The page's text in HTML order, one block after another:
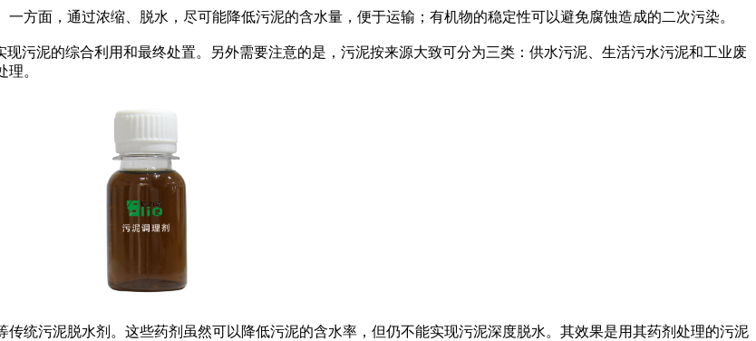
方面，通过浓缩、脱水，尽可能降低污泥的含水量，便于运输；有机物的稳定性可以避免腐蚀造成的二次污染。
污泥的综合利用和最终处置。另外需要注意的是，污泥按来源大致可分为三类：供水污泥、生活污水污泥和工业废
。
统污泥脱水剂。这些药剂虽然可以降低污泥的含水率，但仍不能实现污泥深度脱水。其效果是用其药剂处理的污泥